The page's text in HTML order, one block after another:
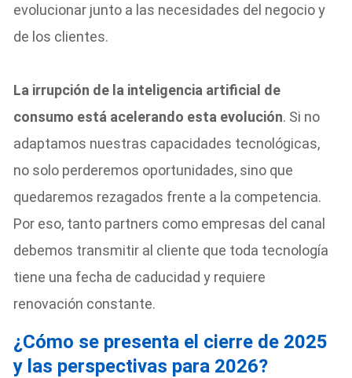
evolucionar junto a las necesidades del negocio y
de los clientes.
La irrupción de la inteligencia artificial de
consumo está acelerando esta evolución. Si no
adaptamos nuestras capacidades tecnológicas,
no solo perderemos oportunidades, sino que
quedaremos rezagados frente a la competencia.
Por eso, tanto partners como empresas del canal
debemos transmitir al cliente que toda tecnología
tiene una fecha de caducidad y requiere
renovación constante.
¿Cómo se presenta el cierre de 2025
y las perspectivas para 2026?